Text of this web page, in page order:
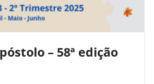
– 58ª edição